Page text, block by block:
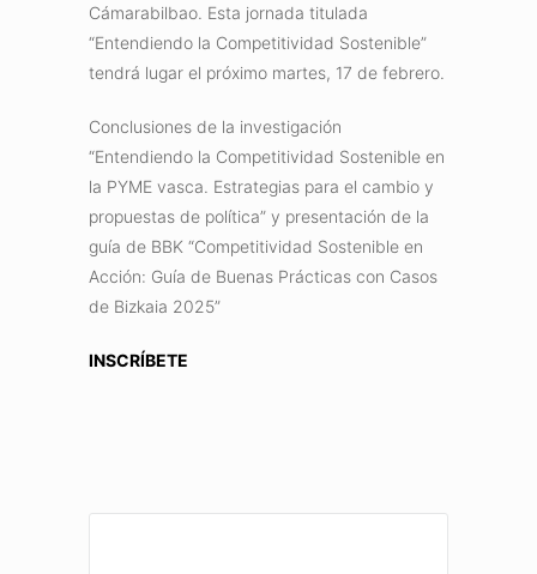
Cámarabilbao. Esta jornada titulada
“Entendiendo la Competitividad Sostenible”
tendrá lugar el próximo martes, 17 de febrero.
Conclusiones de la investigación
“Entendiendo la Competitividad Sostenible en
la PYME vasca. Estrategias para el cambio y
propuestas de política” y presentación de la
guía de BBK “Competitividad Sostenible en
Acción: Guía de Buenas Prácticas con Casos
de Bizkaia 2025”
INSCRÍBETE